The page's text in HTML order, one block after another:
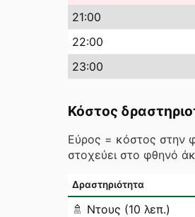
21:00
22:00
23:00
Κόστος
Εύρος = κόστος στην
στοχεύει στο φθηνό
Δραστηριότητα
🚿 Ντους (10 λεπ.)